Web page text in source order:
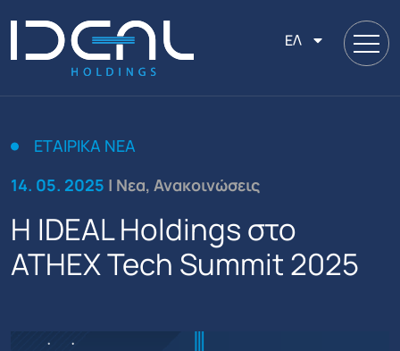
ΕΛ
ΕΤΑΙΡΙΚΑ ΝΕΑ
14. 05. 2025 | Νεα, Ανακοινώσεις
Η IDEAL Holdings στο
ATHEX Tech Summit 2025